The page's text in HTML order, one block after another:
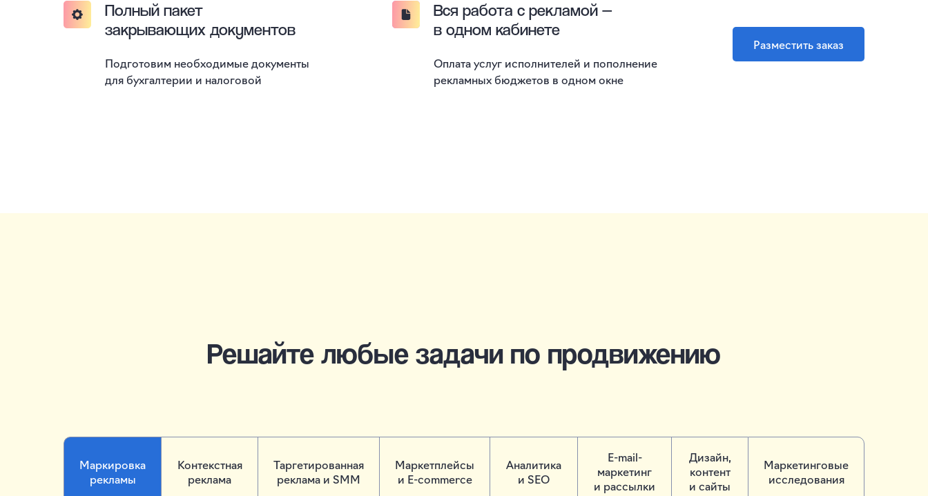
Разместить заказ
Полный пакет
закрывающих документов
Подготовим необходимые документы
для бухгалтерии и налоговой
Вся работа с рекламой —
в одном кабинете
Оплата услуг исполнителей и пополнение
рекламных бюджетов в одном окне
Решайте любые задачи по продвижению
Маркировка
рекламы
Контекстная
реклама
Таргетированная
реклама и SMM
Маркетплейсы
и E-commerce
Аналитика
и SEO
E-mail-
маркетинг
и рассылки
Дизайн,
контент
и сайты
Маркетинговые
исследования